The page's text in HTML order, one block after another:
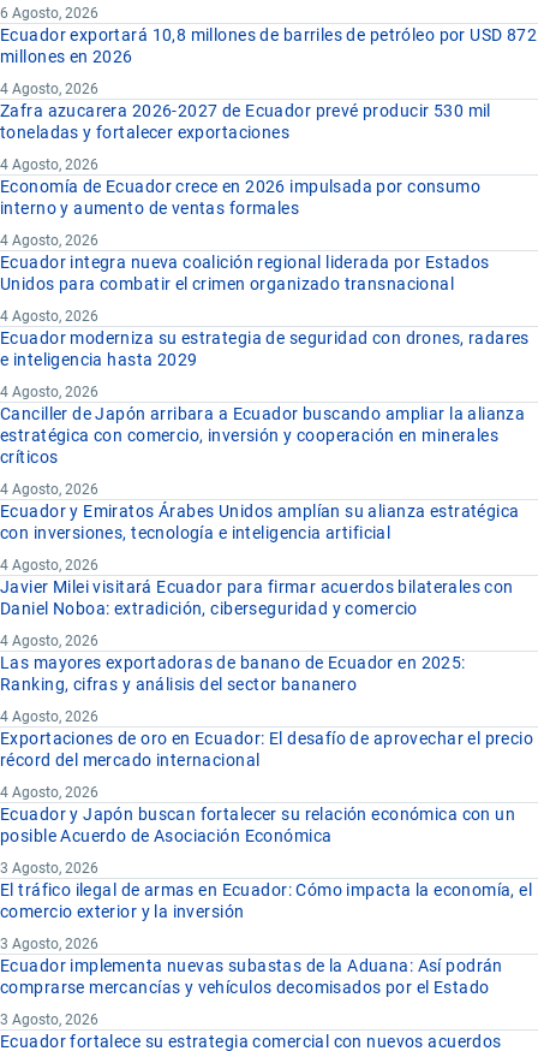
6 Agosto, 2026
Ecuador exportará 10,8 millones de barriles de petróleo por USD 872
millones en 2026
4 Agosto, 2026
Zafra azucarera 2026-2027 de Ecuador prevé producir 530 mil
toneladas y fortalecer exportaciones
4 Agosto, 2026
Economía de Ecuador crece en 2026 impulsada por consumo
interno y aumento de ventas formales
4 Agosto, 2026
Ecuador integra nueva coalición regional liderada por Estados
Unidos para combatir el crimen organizado transnacional
4 Agosto, 2026
Ecuador moderniza su estrategia de seguridad con drones, radares
e inteligencia hasta 2029
4 Agosto, 2026
Canciller de Japón arribara a Ecuador buscando ampliar la alianza
estratégica con comercio, inversión y cooperación en minerales
críticos
4 Agosto, 2026
Ecuador y Emiratos Árabes Unidos amplían su alianza estratégica
con inversiones, tecnología e inteligencia artificial
4 Agosto, 2026
Javier Milei visitará Ecuador para firmar acuerdos bilaterales con
Daniel Noboa: extradición, ciberseguridad y comercio
4 Agosto, 2026
Las mayores exportadoras de banano de Ecuador en 2025:
Ranking, cifras y análisis del sector bananero
4 Agosto, 2026
Exportaciones de oro en Ecuador: El desafío de aprovechar el precio
récord del mercado internacional
4 Agosto, 2026
Ecuador y Japón buscan fortalecer su relación económica con un
posible Acuerdo de Asociación Económica
3 Agosto, 2026
El tráfico ilegal de armas en Ecuador: Cómo impacta la economía, el
comercio exterior y la inversión
3 Agosto, 2026
Ecuador implementa nuevas subastas de la Aduana: Así podrán
comprarse mercancías y vehículos decomisados por el Estado
3 Agosto, 2026
Ecuador fortalece su estrategia comercial con nuevos acuerdos